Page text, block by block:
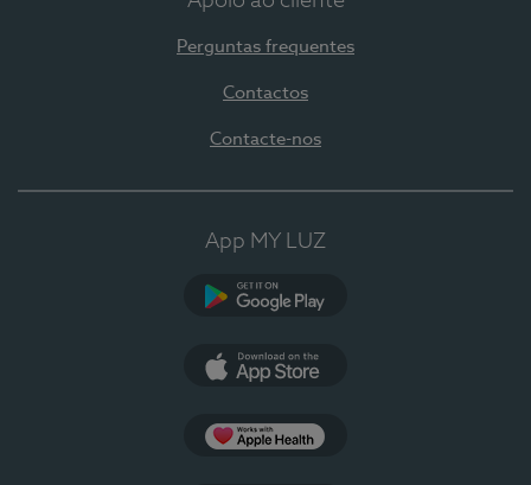
Perguntas frequentes
Contactos
Contacte-nos
App MY LUZ